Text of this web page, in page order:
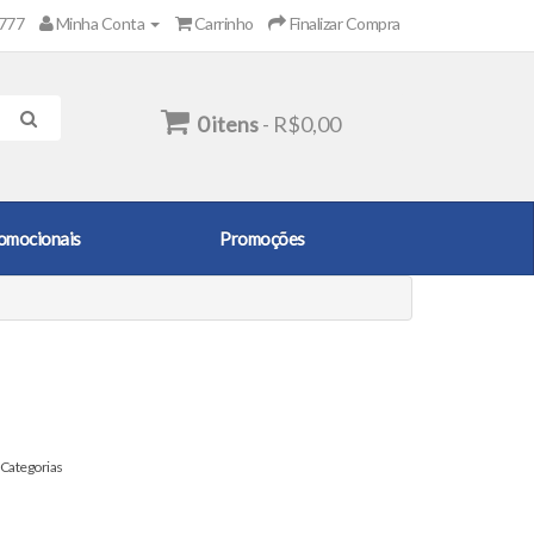
Minha Conta Carrinho Finalizar Compra
0 itens- R$0,00
Promoções